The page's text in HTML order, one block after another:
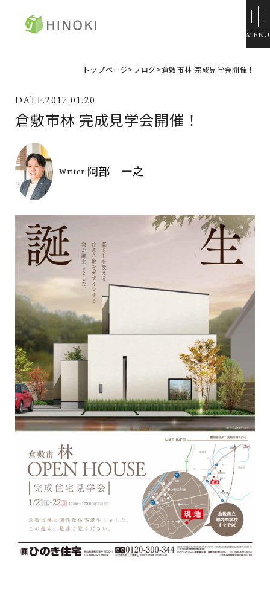
資料請求
施工例
トップページ
コンセプト
ZERO STYLE
コンフォート
コンフォート 間取一覧
コンフォート 設備・仕様一
よくある質問
施工事例
お客様の声
リフォーム・
リノベーション
ハウジングモール倉敷
岡山支店
来店・相談予約
土地情報
スタッフブログ
ひのきちゃんねる
スタッフ紹介
採用情報
お客様ご紹介制度
個人情報保護方針
SNSでも施工例やイベントの
最新情報を配信しています
トップページ>ブログ>倉敷市林 完成見学会開催！
2017.01.20
倉敷市林 完成見学会開催！